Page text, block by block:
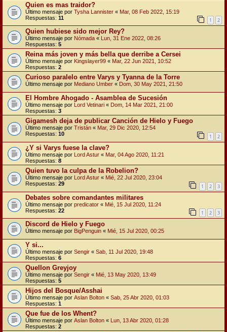
Quien es mas traidor?
Último mensaje por Tysha Lannister « Mar, 08 Feb 2022, 15:19
Respuestas: 11 1 2
Quien hubiese sido mejor Rey?
Último mensaje por Nómada «
Lun, 31 Ene 2022, 08:26
Respuestas: 5
Reina más joven y más bella que derribe a Cersei
Último mensaje por Kingslayer99 « Mar, 22 Jun 2021, 10:52
Respuestas: 2
Curioso paralelo entre Varys y Tyanna de la Torre
Último mensaje por Mediano Umber « Dom, 30 May 2021, 21:50
El Hombre Ahogado - Asamblea de Sucesión
Último mensaje por Lord Vetinari « Dom, 14 Mar 2021, 21:00
Respuestas: 3
Gigamesh deja de publicar Canción de Hielo y Fuego
Último mensaje por Tristán « Mar, 29 Dic 2020, 12:54
Respuestas: 10 1 2
¿Y si Varys fuese la clave?
Último mensaje por Lord Astur « Mar, 04 Ago 2020, 11:21
Respuestas: 8
Quien tuvo la culpa de la Robelion?
Último mensaje por Lord Astur « Mié, 22 Jul 2020, 23:04
Respuestas: 29 1 2 3
Debates sobre comandantes militares
Último mensaje por predicator « Mié, 15 Jul 2020, 11:24
Respuestas: 22 1 2 3
Discord de Hielo y Fuego
Último mensaje por BigPenguin « Mié, 15 Jul 2020, 00:25
Y si...
Último mensaje por Sengir « Sab, 11 Jul 2020, 19:48
Respuestas: 6
Quellon Greyjoy
Último mensaje por Sengir « Mié, 13 May 2020, 13:49
Respuestas: 5
Hijos del Bosque/Asshai
Último mensaje por Aslan Bolton « Sab, 25 Abr 2020, 01:03
Respuestas: 1
Que fue de los Whent?
Último mensaje por Aslan Bolton «
Lun, 13 Abr 2020, 01:28
Respuestas: 2